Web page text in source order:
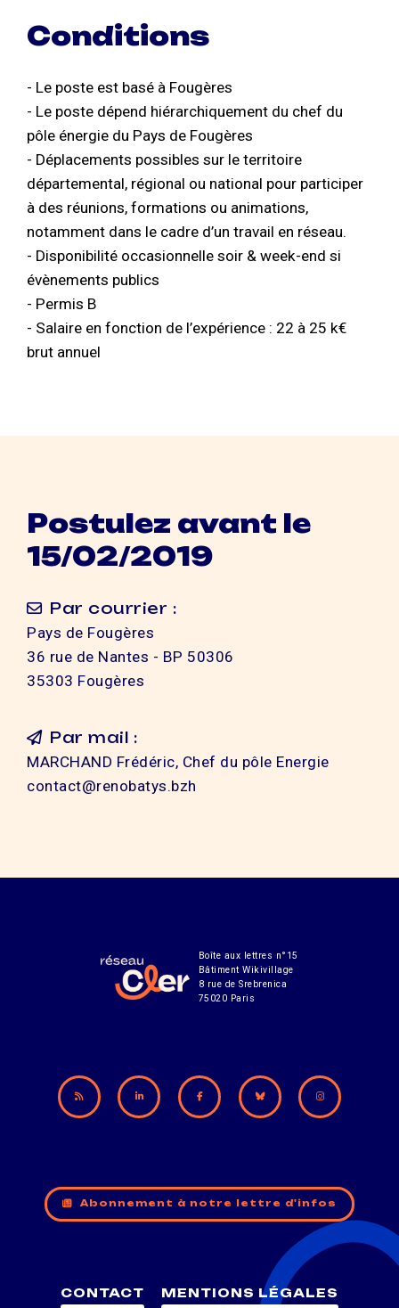
Conditions
- Le poste est basé à Fougères
- Le poste dépend hiérarchiquement du chef du
pôle énergie du Pays de Fougères
- Déplacements possibles sur le territoire
départemental, régional ou national pour participer
à des réunions, formations ou animations,
notamment dans le cadre d’un travail en réseau.
- Disponibilité occasionnelle soir & week-end si
évènements publics
- Permis B
- Salaire en fonction de l’expérience : 22 à 25 k€
brut annuel
Postulez avant le
15/02/2019
Par courrier :
Pays de Fougères
36 rue de Nantes - BP 50306
35303 Fougères
Par mail :
MARCHAND Frédéric, Chef du pôle Energie
contact@renobatys.bzh
Boîte aux lettres n°15
Bâtiment Wikivillage
8 rue de Srebrenica
75020 Paris
Abonnement à notre lettre d'infos
CONTACT MENTIONS LÉGALES